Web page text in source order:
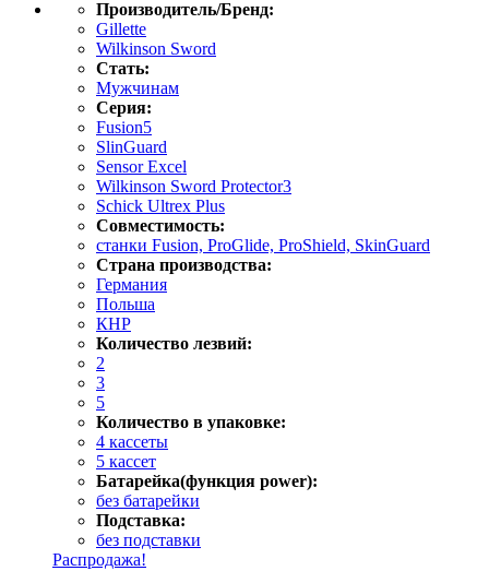
Производитель/Бренд:
Gillette
Wilkinson Sword
Стать:
Мужчинам
Серия:
Fusion5
SlinGuard
Sensor Excel
Wilkinson Sword Protector3
Schick Ultrex Plus
Совместимость:
станки Fusion, ProGlide, ProShield, SkinGuard
Страна производства:
Германия
Польша
КНР
Количество лезвий:
2
3
5
Количество в упаковке:
4 кассеты
5 кассет
Батарейка(функция power):
без батарейки
Подставка:
без подставки
Распродажа!